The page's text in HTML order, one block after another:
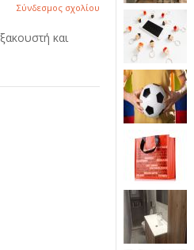
Σύνδεσμος σχολίου
και